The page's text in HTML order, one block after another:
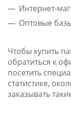
Интернет-
Оптовые
Чтобы купить
обратиться к
посетить
статистике,
заказывать